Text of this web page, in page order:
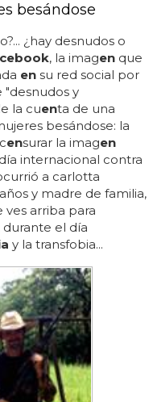
besándose
¿hay desnudos o
, la imagen que
en su red social por
"desnudos y
la cuenta de una
besándose: la
ensurar la imagen
internacional contra
a carlotta
y madre de familia,
ves arriba para
durante el día
y la transfobia...